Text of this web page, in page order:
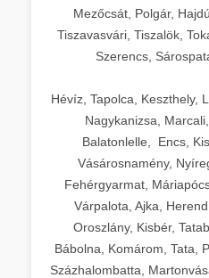
Mezőcsát, Polgár,
Tiszavasvári, Tiszalök,
Szerencs,
Hévíz, Tapolca, Keszthely,
Nagykanizsa,
Balatonlelle, Encs,
Vásárosnamény,
Fehérgyarmat,
Várpalota, Ajka,
Oroszlány, Kisbér,
Bábolna, Komárom, Tata,
Százhalombatta,